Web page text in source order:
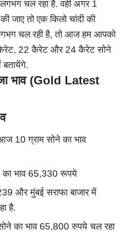
चल रहा है. वही अगर 1
जाए तो एक किलो चांदी की
चल रही है, तो आज हम आपको
, 22 कैरेट और 24 कैरेट सोने
भाव (Gold Latest
आज 10 ग्राम सोने का भाव
का भाव 65,330 रूपये
और मुंबई सराफा बाजार में
है.
का भाव 65,800 रुपये चल रहा